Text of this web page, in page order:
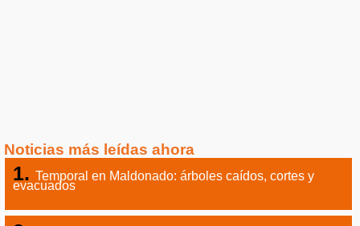
Noticias más leídas ahora
Temporal en Maldonado: árboles caídos, cortes y
evacuados